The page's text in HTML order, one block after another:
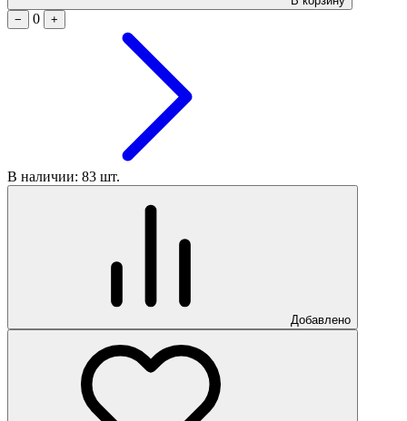
−
0 +
В наличии: 83 шт.
Добавлено